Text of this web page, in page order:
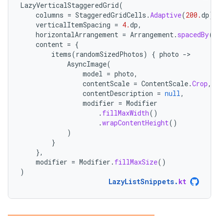
LazyVerticalStaggeredGrid(
columns = StaggeredGridCells .Adaptive(200.dp),
verticalItemSpacing = 4.dp,
horizontalArrangement = Arrangement. spacedBy(
content = {
items(randomSizedPhotos) { photo -
AsyncImage(
model = photo,
contentScale = ContentScale.Crop,
contentDescription = null,
modifier = Modifier
. fillMaxWidth()
.wrapContentHeight()
)
}
},
modifier = Modifier . fillMaxSize()
)
LazyListSnippets. kt